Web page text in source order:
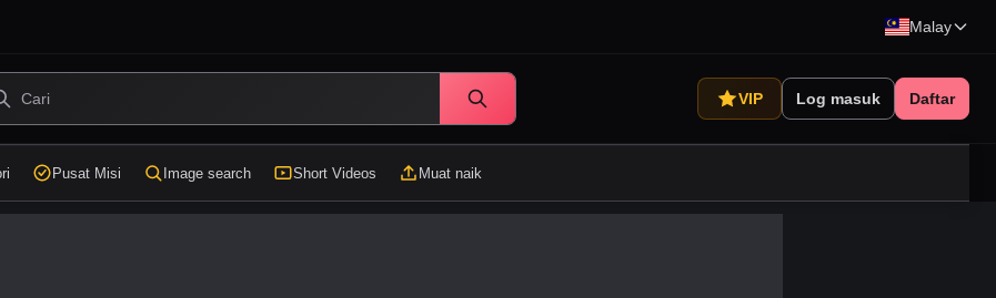
Malay
VIP Log masuk Daftar
Pusat Misi Image search Short Videos Muat naik